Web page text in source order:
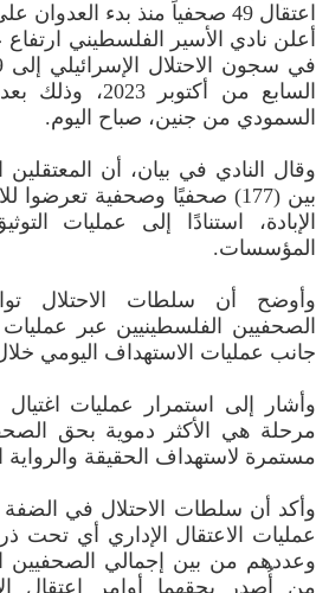
اعتقال 49 صحفياً منذ بدء العدوان على غزة
أعلن نادي الأسير الفلسطيني
السابع من
السمودي من جنين، صباح اليوم.
بين (177) صحفيًا وصحفية تعرضوا
الإبادة، استنادًا إلى عمليات
المؤسسات.
وأوضح أن سلطات الاحتلال
الصحفيين الفلسطينيين عبر عمليات
جانب عمليات الاستهداف اليومي
وأشار إلى استمرار عمليات
مرحلة هي الأكثر دموية بحق
مستمرة لاستهداف الحقيقة والرواية
وأكد أن سلطات الاحتلال في
عمليات الاعتقال الإداري أي
من أُصدر بحقهما أوامر اعتقال